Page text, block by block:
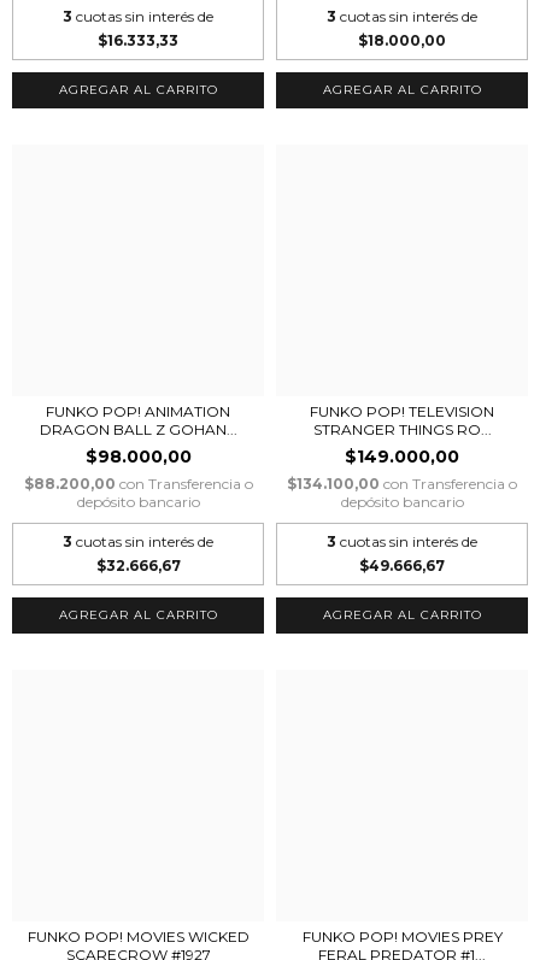
3 cuotas sin interés de
$16.333,33
3 cuotas sin interés de
$18.000,00
FUNKO POP! ANIMATION
DRAGON BALL Z GOHAN...
$98.000,00
$88.200,00 con Transferencia o
depósito bancario
3 cuotas sin interés de
$32.666,67
FUNKO POP! TELEVISION
STRANGER THINGS RO...
$149.000,00
$134.100,00 con Transferencia o
depósito bancario
3 cuotas sin interés de
$49.666,67
FUNKO POP! MOVIES WICKED
SCARECROW #1927
FUNKO POP! MOVIES PREY
FERAL PREDATOR #1...